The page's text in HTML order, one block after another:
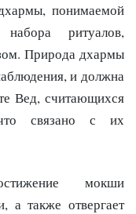
понимаемой
ритуалов,
Природа дхармы
и должна
Вед, считающихся
связано с их
мокши
а также отвергает